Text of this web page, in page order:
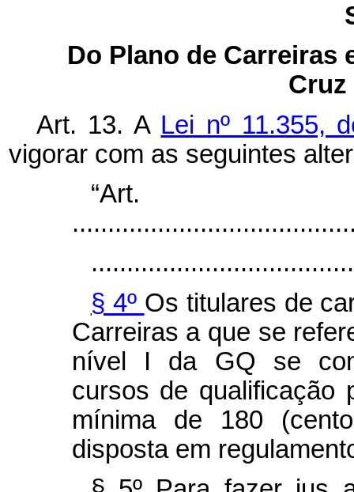
Do Plano de Carreiras
Cruz
Art. 13. A Lei nº 11.355,
vigorar com as seguintes
§ 4º Os titulares de
Carreiras a que se
nível I da GQ se
cursos de qualificação
mínima de 180
disposta em